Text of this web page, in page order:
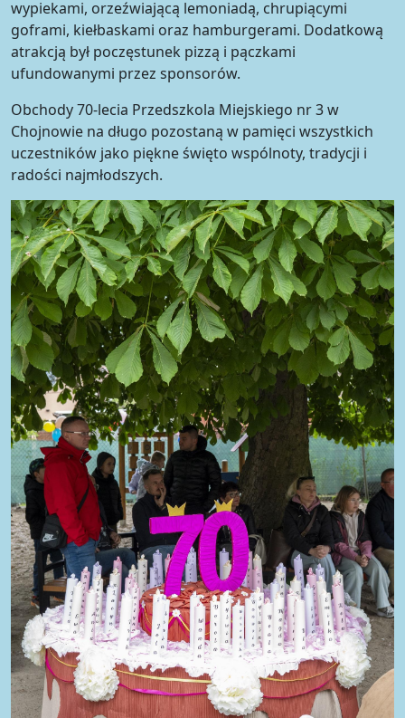
wypiekami, orzeźwiającą lemoniadą, chrupiącymi
goframi, kiełbaskami oraz hamburgerami. Dodatkową
atrakcją był poczęstunek pizzą i pączkami
ufundowanymi przez sponsorów.
Obchody 70-lecia Przedszkola Miejskiego nr 3 w
Chojnowie na długo pozostaną w pamięci wszystkich
uczestników jako piękne święto wspólnoty, tradycji i
radości najmłodszych.